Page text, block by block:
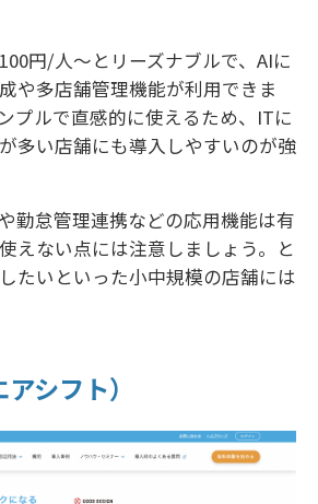
円/人〜とリーズナブルで、AIに
や多店舗管理機能が利用できま
プルで直感的に使えるため、ITに
多い店舗にも導入しやすいのが強
勤怠管理連携などの応用機能は有
えない点には注意しましょう。と
たいといった小中規模の店舗には
シフト）